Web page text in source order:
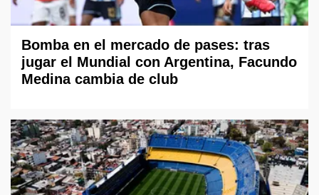
Bomba en el mercado de pases: tras
jugar el Mundial con Argentina, Facundo
Medina cambia de club